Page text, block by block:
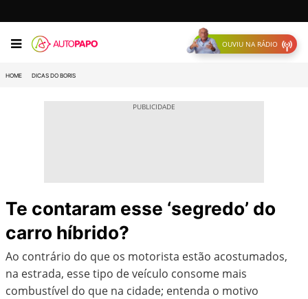
OUVIU NA RÁDIO
HOME DICAS DO BORIS
Te contaram esse ‘segredo’ do
carro híbrido?
Ao contrário do que os motorista estão acostumados,
na estrada, esse tipo de veículo consome mais
combustível do que na cidade; entenda o motivo